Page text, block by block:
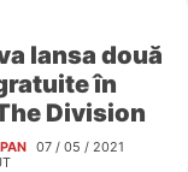
lansa două
în
Division
07 / 05 / 2021